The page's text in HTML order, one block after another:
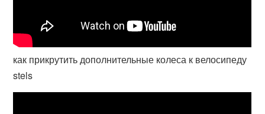
как прикрутить дополнительные колеса к велосипеду
stels